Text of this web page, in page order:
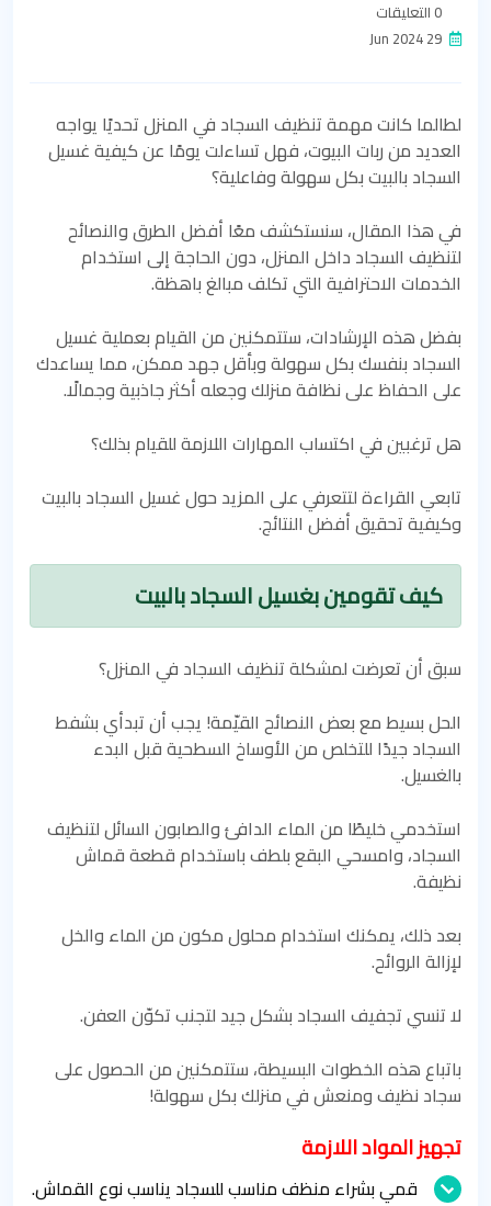
لطالما كانت مهمة تنظيف السجاد في المنزل تحديًا يواجه
العديد من ربات البيوت، فهل تساءلت يومًا عن كيفية غسيل
السجاد بالبيت بكل سهولة وفاعلية؟
في هذا المقال، سنستكشف معًا أفضل الطرق والنصائح
لتنظيف السجاد داخل المنزل، دون الحاجة إلى استخدام
الخدمات الاحترافية التي تكلف مبالغ باهظة.
بفضل هذه الإرشادات، ستتمكنين من القيام بعملية غسيل
السجاد بنفسك بكل سهولة وبأقل جهد ممكن، مما يساعدك
على الحفاظ على نظافة منزلك وجعله أكثر جاذبية وجمالًا.
هل ترغبين في اكتساب المهارات اللازمة للقيام بذلك؟
تابعي القراءة لتتعرفي على المزيد حول غسيل السجاد بالبيت
وكيفية تحقيق أفضل النتائج.
كيف تقومين بغسيل السجاد بالبيت
سبق أن تعرضت لمشكلة تنظيف السجاد في المنزل؟
الحل بسيط مع بعض النصائح القيّمة! يجب أن تبدأي بشفط
السجاد جيدًا للتخلص من الأوساخ السطحية قبل البدء
بالغسيل.
استخدمي خليطًا من الماء الدافئ والصابون السائل لتنظيف
السجاد، وامسحي البقع بلطف باستخدام قطعة قماش
نظيفة.
بعد ذلك، يمكنك استخدام محلول مكون من الماء والخل
لإزالة الروائح.
لا تنسي تجفيف السجاد بشكل جيد لتجنب تكوّن العفن.
باتباع هذه الخطوات البسيطة، ستتمكنين من الحصول على
سجاد نظيف ومنعش في منزلك بكل سهولة!
تجهيز المواد اللازمة
قمي بشراء منظف مناسب للسجاد يناسب نوع القماش.